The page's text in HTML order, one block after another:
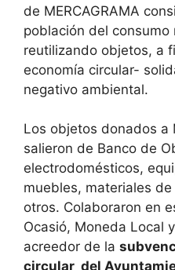
de MERCAGRAMA
población del consumo
reutilizando objetos, a
economía circular-
negativo ambiental.
Los objetos donados a
salieron de Banco de
electrodomésticos,
muebles, materiales
otros. Colaboraron en
Ocasió, Moneda Local
acreedor de la
circular del